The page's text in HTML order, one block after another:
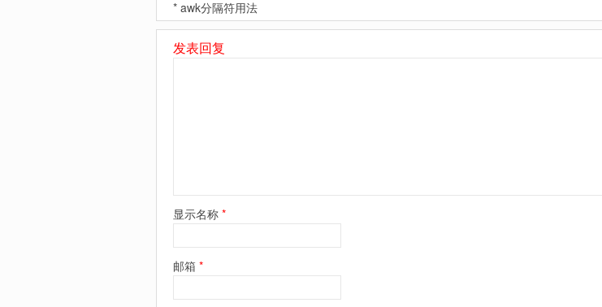
* awk分隔符用法
发表回复
显示名称 *
邮箱 *